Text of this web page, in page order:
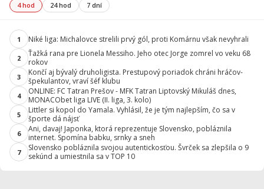
4 hod 24 hod 7 dní
1 Niké liga: Michalovce strelili prvý gól, proti Komárnu však nevyhrali
2
Ťažká rana pre Lionela Messiho. Jeho otec Jorge zomrel vo veku 68
rokov
3
Končí aj bývalý druholigista. Prestupový poriadok chráni hráčov-
špekulantov, vraví šéf klubu
4
ONLINE: FC Tatran Prešov - MFK Tatran Liptovský Mikuláš dnes,
MONACObet liga LIVE (II. liga, 3. kolo)
5
Littler si kopol do Yamala. Vyhlásil, že je tým najlepším, čo sa v
športe dá nájsť
6
Ani, davaj! Japonka, ktorá reprezentuje Slovensko, pobláznila
internet. Spomína babku, srnky a sneh
7
Slovensko pobláznila svojou autentickosťou. Švrček sa zlepšila o 9
sekúnd a umiestnila sa v TOP 10